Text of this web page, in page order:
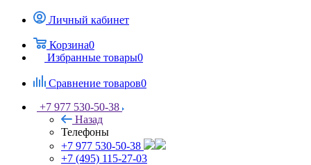
Личный кабинет
Корзина0
Избранные товары0
Сравнение товаров0
+7 977 530-50-38
Назад
Телефоны
+7 977 530-50-38
+7 (495) 115-27-03